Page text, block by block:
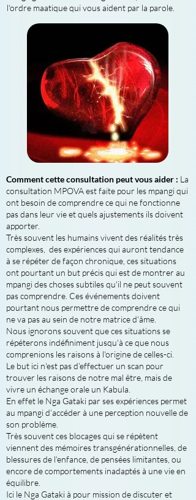
l'ordre maatique qui vous aident par la parole.
Comment cette consultation peut vous aider : La
consultation MPOVA est faite pour les mpangi qui
ont besoin de comprendre ce qui ne fonctionne
pas dans leur vie et quels ajustements ils doivent
apporter.
Très souvent les humains vivent des réalités très
complexes, des expériences qui auront tendance
à se répéter de façon chronique, ces situations
ont pourtant un but précis qui est de montrer au
mpangi des choses subtiles qu'il ne peut souvent
pas comprendre. Ces événements doivent
pourtant nous permettre de comprendre ce qui
ne va pas au sein de notre matrice d'âme.
Nous ignorons souvent que ces situations se
répéterons indéfiniment jusqu'à ce que nous
comprenions les raisons à l'origine de celles-ci.
Le but ici n'est pas d’effectuer un scan pour
trouver les raisons de notre mal être, mais de
vivre un échange orale un Kabula.
En effet le Nga Gataki par ses expériences permet
au mpangi d’accéder à une perception nouvelle de
son problème.
Très souvent ces blocages qui se répètent
viennent des mémoires transgénérationnelles, de
blessures de l’enfance, de pensées limitantes, ou
encore de comportements inadaptés à une vie en
équilibre.
Ici le Nga Gataki à pour mission de discuter et